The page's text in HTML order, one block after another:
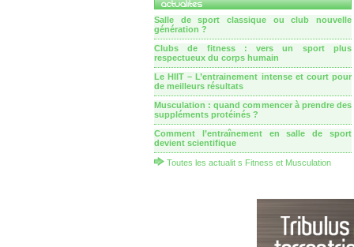
Salle de sport classique ou club nouvelle
génération ?
Clubs de fitness : vers un sport plus
respectueux du corps humain
Le HIIT – L’entrainement intense et court pour
de meilleurs résultats
Musculation : quand commencer à prendre des
suppléments protéinés ?
Comment l’entraînement en salle de sport
devient scientifique
Toutes les actualit s Fitness et Musculation